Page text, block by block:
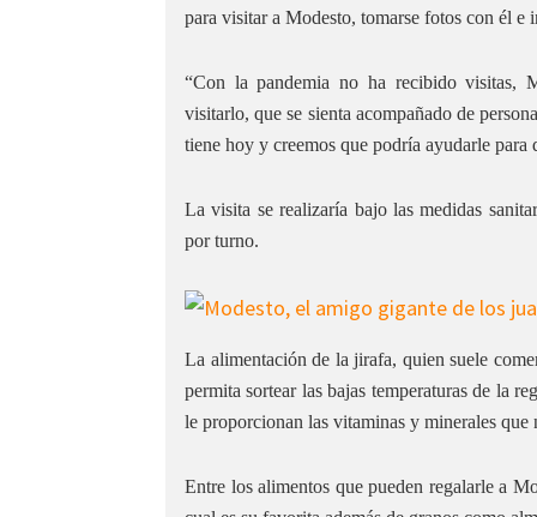
para visitar a Modesto, tomarse fotos con él e
“Con la pandemia no ha recibido visitas,
visitarlo, que se sienta acompañado de
tiene hoy y creemos que podría ayudarle
La visita se realizaría bajo las medidas
por turno.
La alimentación de la jirafa, quien suele
permita sortear las bajas temperaturas de la
le proporcionan las vitaminas y minerales que
Entre los alimentos que pueden regalarle a